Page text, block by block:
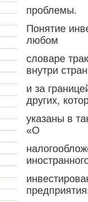
проблемы.
Понятие
любом
словаре
внутри
и за
других,
указаны в
«О